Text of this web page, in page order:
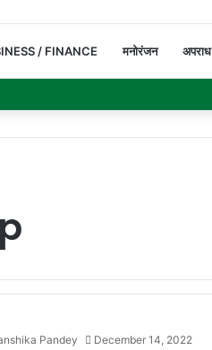
/ FINANCE मनोरंजन अपराध
Pandey December 14, 2022